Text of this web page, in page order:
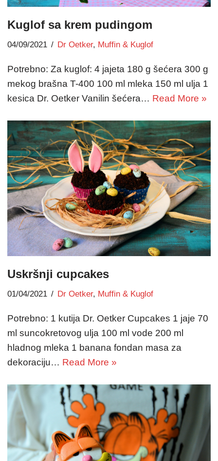
Kuglof sa krem pudingom
04/09/2021 Dr Oetker, Muffin & Kuglof
Potrebno: Za kuglof: 4 jajeta 180 g šećera 300 g
mekog brašna T-400 100 ml mleka 150 ml ulja 1
kesica Dr. Oetker Vanilin šećera… Read More »
Uskršnji cupcakes
01/04/2021 Dr Oetker, Muffin & Kuglof
Potrebno: 1 kutija Dr. Oetker Cupcakes 1 jaje 70
ml suncokretovog ulja 100 ml vode 200 ml
hladnog mleka 1 banana fondan masa za
dekoraciju… Read More »